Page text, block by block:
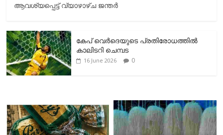
ആവശ്യപ്പെട്ട് വ്യാഴാഴ്ച ജന്തർ
കേപ് വെര്‍ദെയുടെ പ്രതിരോധത്തില്‍
കാലിടറി ചെമ്പട
16 June 2026 0